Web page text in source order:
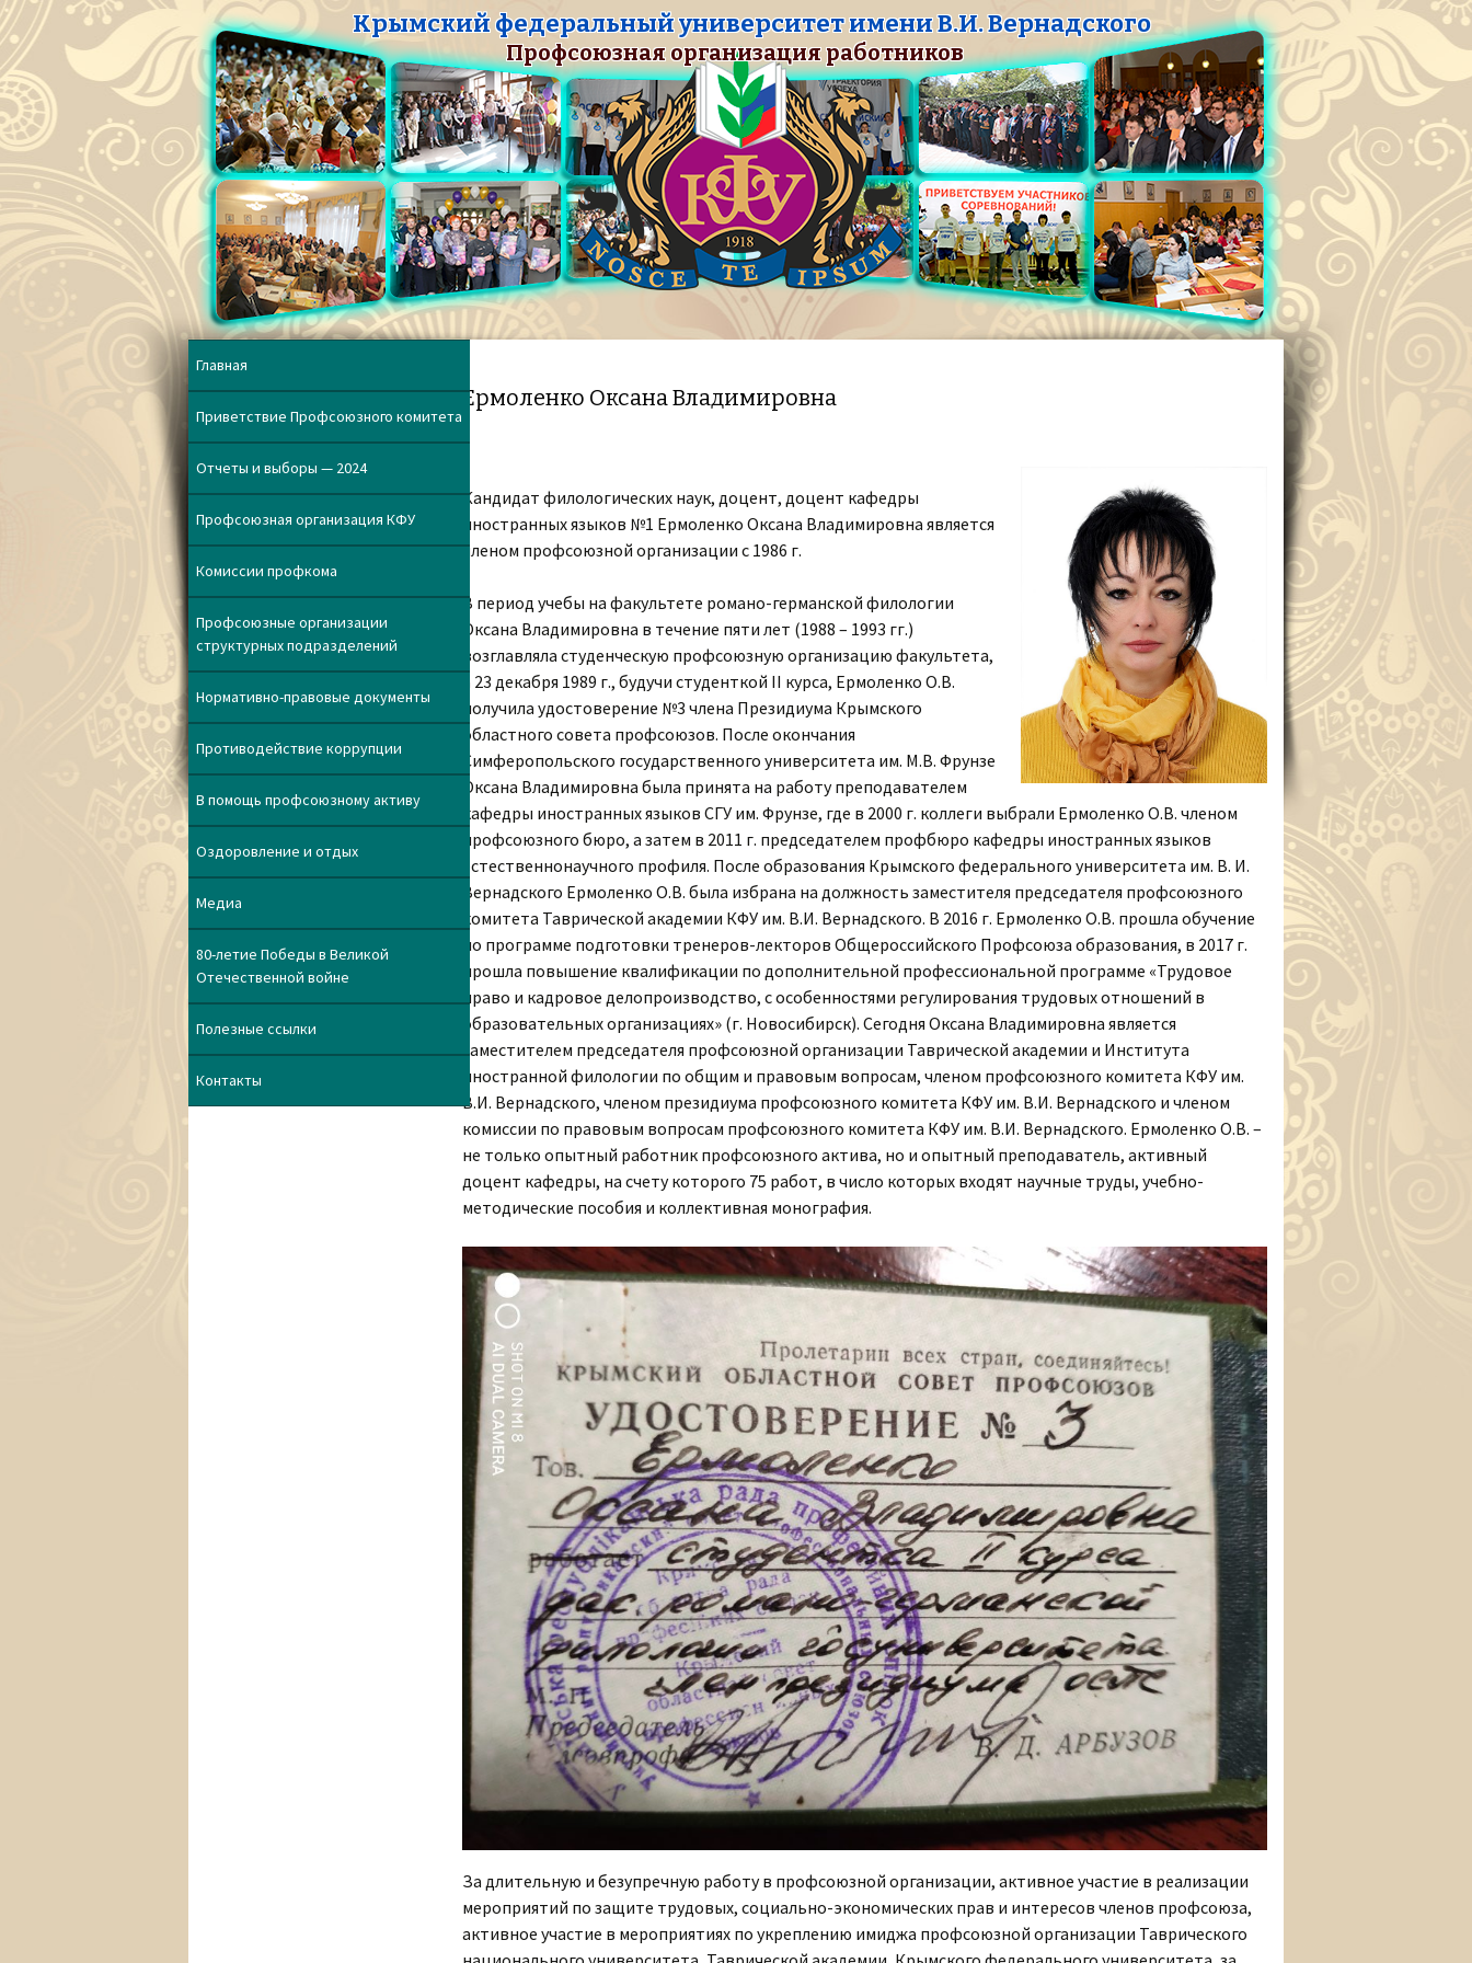
Крымский федеральный университет имени В.И. Вернадского
Профсоюзная организация работников
Ермоленко Оксана Владимировна
Кандидат филологических наук, доцент, доцент кафедры
иностранных языков №1 Ермоленко Оксана Владимировна является
членом профсоюзной организации с 1986 г.
В период учебы на факультете романо-германской филологии
Оксана Владимировна в течение пяти лет (1988 – 1993 гг.)
возглавляла студенческую профсоюзную организацию факультета,
а 23 декабря 1989 г., будучи студенткой II курса, Ермоленко О.В.
получила удостоверение №3 члена Президиума Крымского
областного совета профсоюзов. После окончания
Симферопольского государственного университета им. М.В. Фрунзе
Оксана Владимировна была принята на работу преподавателем
кафедры иностранных языков СГУ им. Фрунзе, где в 2000 г. коллеги выбрали Ермоленко О.В. членом
профсоюзного бюро, а затем в 2011 г. председателем профбюро кафедры иностранных языков
естественнонаучного профиля. После образования Крымского федерального университета им. В. И.
Вернадского Ермоленко О.В. была избрана на должность заместителя председателя профсоюзного
комитета Таврической академии КФУ им. В.И. Вернадского. В 2016 г. Ермоленко О.В. прошла обучение
по программе подготовки тренеров-лекторов Общероссийского Профсоюза образования, в 2017 г.
прошла повышение квалификации по дополнительной профессиональной программе «Трудовое
право и кадровое делопроизводство, с особенностями регулирования трудовых отношений в
образовательных организациях» (г. Новосибирск). Сегодня Оксана Владимировна является
заместителем председателя профсоюзной организации Таврической академии и Института
иностранной филологии по общим и правовым вопросам, членом профсоюзного комитета КФУ им.
В.И. Вернадского, членом президиума профсоюзного комитета КФУ им. В.И. Вернадского и членом
комиссии по правовым вопросам профсоюзного комитета КФУ им. В.И. Вернадского. Ермоленко О.В. –
не только опытный работник профсоюзного актива, но и опытный преподаватель, активный
доцент кафедры, на счету которого 75 работ, в число которых входят научные труды, учебно-
методические пособия и коллективная монография.
За длительную и безупречную работу в профсоюзной организации, активное участие в реализации
мероприятий по защите трудовых, социально-экономических прав и интересов членов профсоюза,
активное участие в мероприятиях по укреплению имиджа профсоюзной организации Таврического
Главная
Приветствие Профсоюзного комитета
Отчеты и выборы — 2024
Профсоюзная организация КФУ
Комиссии профкома
Профсоюзные организации
структурных подразделений
Нормативно-правовые документы
Противодействие коррупции
В помощь профсоюзному активу
Оздоровление и отдых
Медиа
80-летие Победы в Великой
Отечественной войне
Полезные ссылки
Контакты